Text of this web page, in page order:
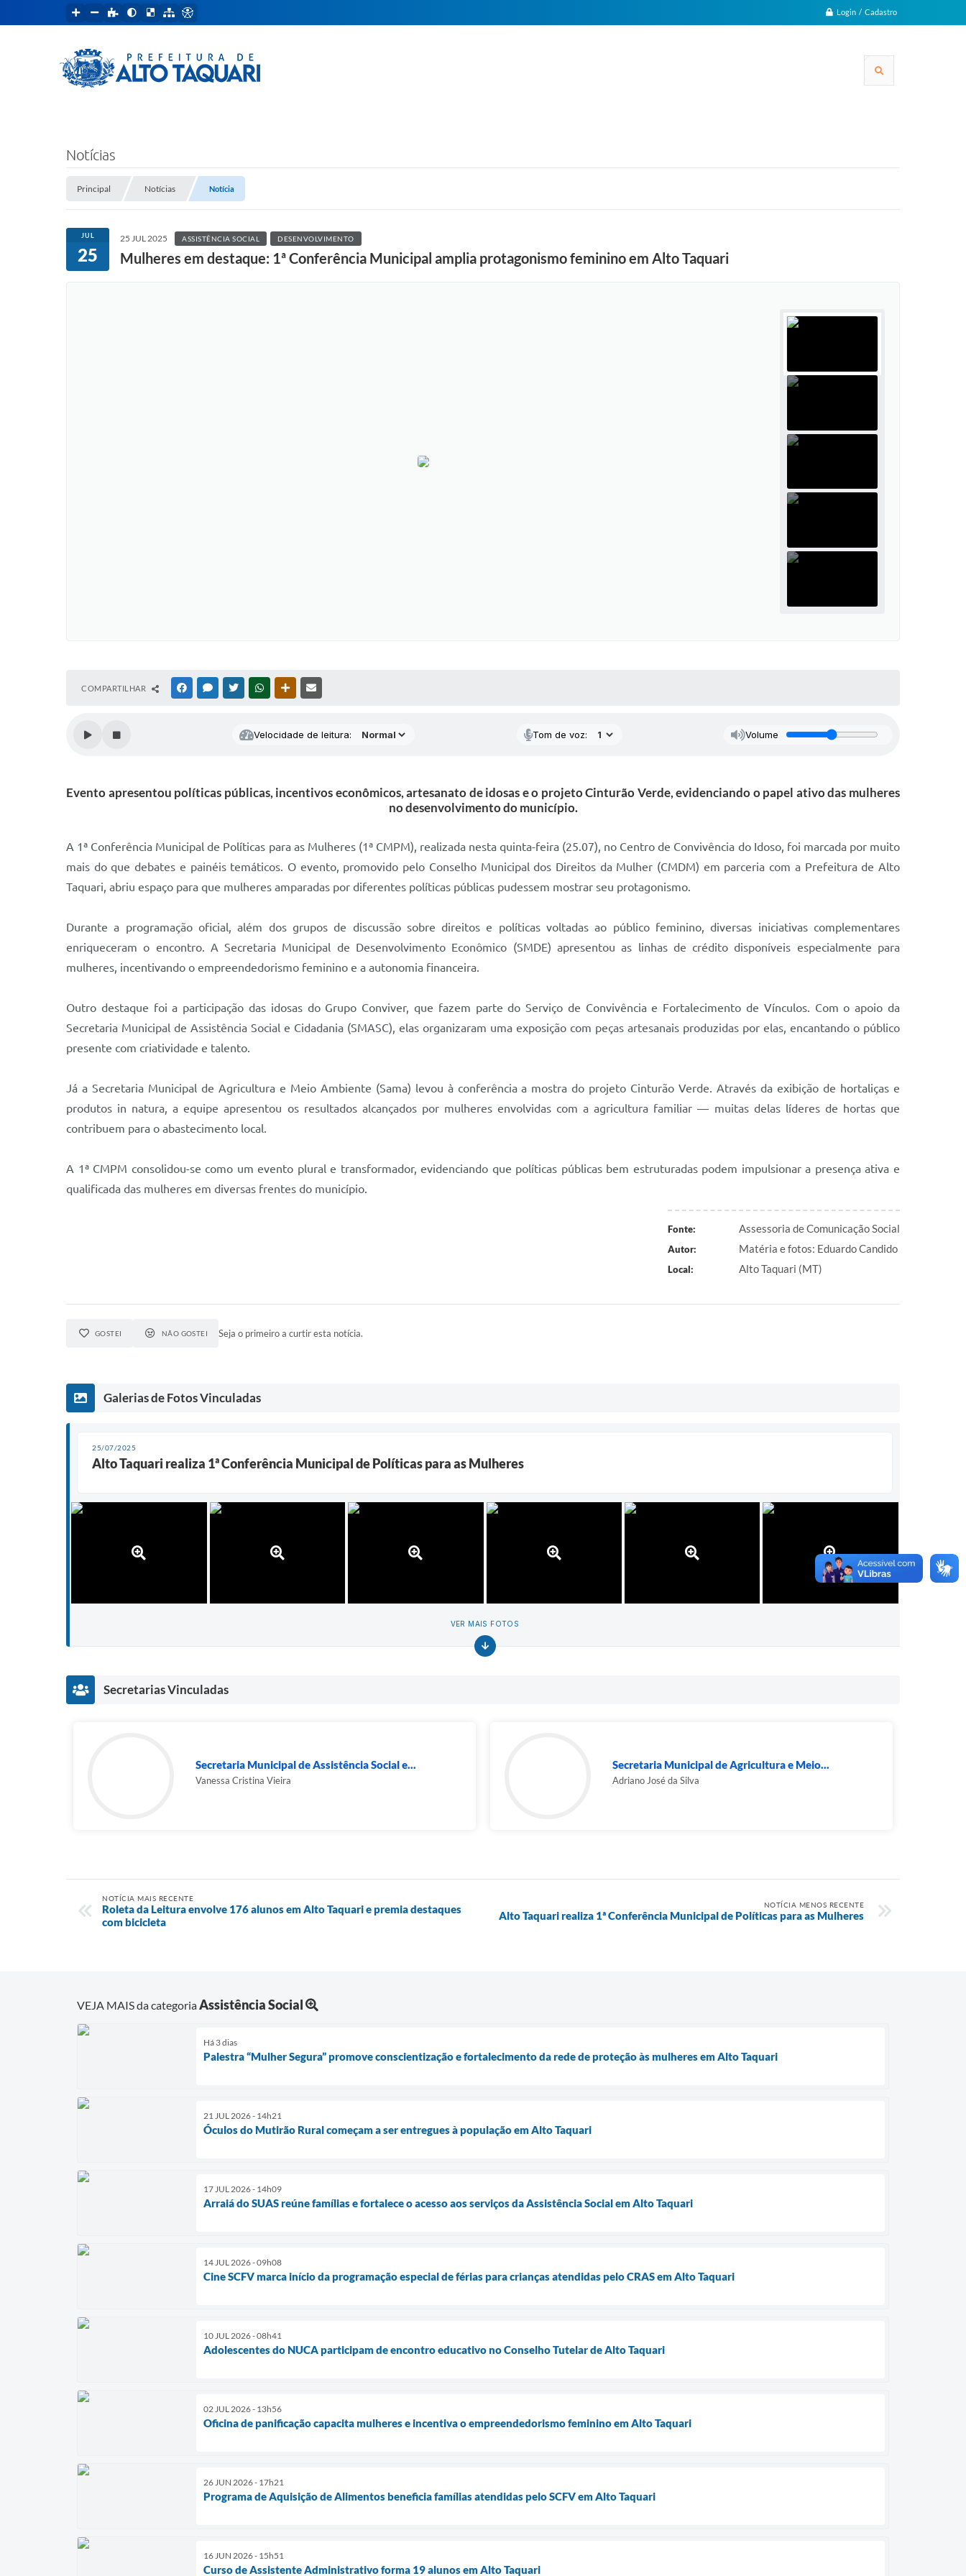
Login / Cadastro
Notícias
Principal Notícias Notícia
JUL
25
25 JUL 2025 ASSISTÊNCIA SOCIAL DESENVOLVIMENTO
Mulheres em destaque: 1ª Conferência Municipal amplia protagonismo feminino em Alto Taquari
COMPARTILHAR FACEBOOKMESSENGER
TWITTERWHATSAPPOUTRAS MÍDIAS
Velocidade de leitura: Tom de voz: Volume
Evento apresentou políticas públicas, incentivos econômicos, artesanato de idosas e o projeto Cinturão Verde, evidenciando o papel ativo das mulheres
no desenvolvimento do município.
A 1ª Conferência Municipal de Políticas para as Mulheres (1ª CMPM), realizada nesta quinta-feira (25.07), no Centro de Convivência do Idoso, foi marcada por muito
mais do que debates e painéis temáticos. O evento, promovido pelo Conselho Municipal dos Direitos da Mulher (CMDM) em parceria com a Prefeitura de Alto
Taquari, abriu espaço para que mulheres amparadas por diferentes políticas públicas pudessem mostrar seu protagonismo.
Durante a programação oficial, além dos grupos de discussão sobre direitos e políticas voltadas ao público feminino, diversas iniciativas complementares
enriqueceram o encontro. A Secretaria Municipal de Desenvolvimento Econômico (SMDE) apresentou as linhas de crédito disponíveis especialmente para
mulheres, incentivando o empreendedorismo feminino e a autonomia financeira.
Outro destaque foi a participação das idosas do Grupo Conviver, que fazem parte do Serviço de Convivência e Fortalecimento de Vínculos. Com o apoio da
Secretaria Municipal de Assistência Social e Cidadania (SMASC), elas organizaram uma exposição com peças artesanais produzidas por elas, encantando o público
presente com criatividade e talento.
Já a Secretaria Municipal de Agricultura e Meio Ambiente (Sama) levou à conferência a mostra do projeto Cinturão Verde. Através da exibição de hortaliças e
produtos in natura, a equipe apresentou os resultados alcançados por mulheres envolvidas com a agricultura familiar — muitas delas líderes de hortas que
contribuem para o abastecimento local.
A 1ª CMPM consolidou-se como um evento plural e transformador, evidenciando que políticas públicas bem estruturadas podem impulsionar a presença ativa e
qualificada das mulheres em diversas frentes do município.
Fonte: Assessoria de Comunicação Social
Autor: Matéria e fotos: Eduardo Candido
Local: Alto Taquari (MT)
GOSTEI NÃO GOSTEI Seja o primeiro a curtir esta notícia.
Galerias de Fotos Vinculadas
25/07/2025
Alto Taquari realiza 1ª Conferência Municipal de Políticas para as Mulheres
VER MAIS FOTOS
Secretarias Vinculadas
Secretaria Municipal de Assistência Social e...
Vanessa Cristina Vieira
Secretaria Municipal de Agricultura e Meio...
Adriano José da Silva
NOTÍCIA MAIS RECENTE
Roleta da Leitura envolve 176 alunos em Alto Taquari e premia destaques
com bicicleta
NOTÍCIA MENOS RECENTE
Alto Taquari realiza 1ª Conferência Municipal de Políticas para as Mulheres
VEJA MAIS da categoriaAssistência Social
Há 3 dias
Palestra “Mulher Segura” promove conscientização e fortalecimento da rede de proteção às mulheres em Alto Taquari
21 JUL 2026 - 14h21
Óculos do Mutirão Rural começam a ser entregues à população em Alto Taquari
17 JUL 2026 - 14h09
Arraiá do SUAS reúne famílias e fortalece o acesso aos serviços da Assistência Social em Alto Taquari
14 JUL 2026 - 09h08
Cine SCFV marca início da programação especial de férias para crianças atendidas pelo CRAS em Alto Taquari
10 JUL 2026 - 08h41
Adolescentes do NUCA participam de encontro educativo no Conselho Tutelar de Alto Taquari
02 JUL 2026 - 13h56
Oficina de panificação capacita mulheres e incentiva o empreendedorismo feminino em Alto Taquari
26 JUN 2026 - 17h21
Programa de Aquisição de Alimentos beneficia famílias atendidas pelo SCFV em Alto Taquari
16 JUN 2026 - 15h51
Curso de Assistente Administrativo forma 19 alunos em Alto Taquari